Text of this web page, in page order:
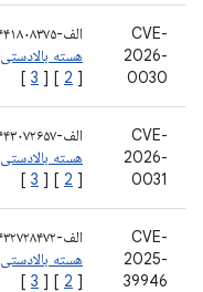
CVE-
2026-
0030
الف-۴۴۱۸۰۸۳۷۵
هسته بالادستی
[
2
] [
3
]
CVE-
2026-
0031
الف-۴۴۳۰۷۲۶۵۷
هسته بالادستی
[
2
] [
3
]
CVE-
2025-
39946
الف-۴۳۲۷۲۸۴۷۲
هسته بالادستی
[
2
] [
3
]